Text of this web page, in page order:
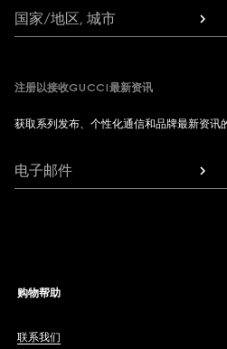
国家/地区, 城市
注册以接收GUCCI最新资讯
获取系列发布、个性化通信和品牌最新资讯
电子邮件
购物帮助
联系我们